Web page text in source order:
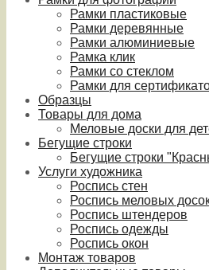
Рамки пластиковые
Рамки деревянные
Рамки алюминиевые
Рамка клик
Рамки со стеклом
Рамки для
Образцы
Товары для дома
Меловые доски для
Бегущие строки
Бегущие строки
Услуги художника
Роспись стен
Роспись меловых
Роспись штендеров
Роспись одежды
Роспись окон
Монтаж товаров